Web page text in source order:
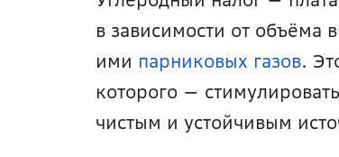
в зависимости от объёма
ими парниковых газов.
которого —
чистым и устойчивым